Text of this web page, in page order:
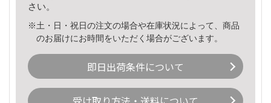
さい。
※土・日・祝日の注文の場合や在庫状況によって、商品
のお届けにお時間をいただく場合がございます。
即日出荷条件について